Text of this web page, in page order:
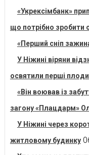
«Укрексімбанк»
що потрібно зробити
«Перший сніп
У Ніжині віряни
освятили перші
«Він воював із
загону «Плацдарм»
У Ніжині через
житловому будинку